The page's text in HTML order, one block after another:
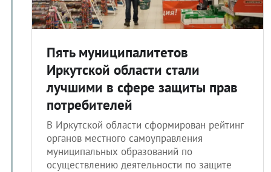
Пять муниципалитетов
Иркутской области стали
лучшими в сфере защиты прав
потребителей
В Иркутской области сформирован рейтинг
органов местного самоуправления
муниципальных образований по
осуществлению деятельности по защите